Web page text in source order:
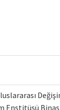
Enstitüsü